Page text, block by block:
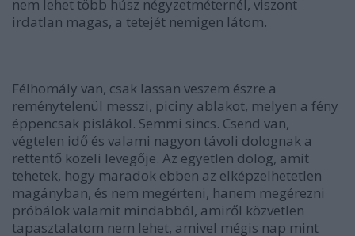
nem lehet több húsz négyzetméternél, viszont
irdatlan magas, a tetejét nemigen látom.
Félhomály van, csak lassan veszem észre a
reménytelenül messzi, piciny ablakot, melyen a fény
éppencsak pislákol. Semmi sincs. Csend van,
végtelen idő és valami nagyon távoli dolognak a
rettentő közeli levegője. Az egyetlen dolog, amit
tehetek, hogy maradok ebben az elképzelhetetlen
magányban, és nem megérteni, hanem megérezni
próbálok valamit mindabból, amiről közvetlen
tapasztalatom nem lehet, amivel mégis nap mint